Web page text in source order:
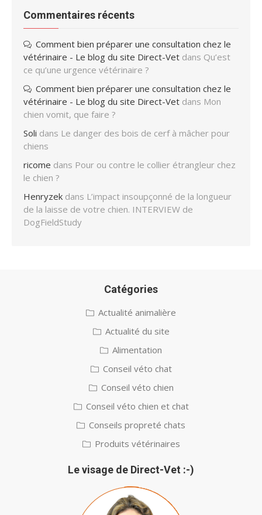
Commentaires récents
Comment bien préparer une consultation chez le
vétérinaire - Le blog du site Direct-Vet dans Qu’est
ce qu’une urgence vétérinaire ?
Comment bien préparer une consultation chez le
vétérinaire - Le blog du site Direct-Vet dans Mon
chien vomit, que faire ?
Soli dans Le danger des bois de cerf à mâcher pour
chiens
ricome dans Pour ou contre le collier étrangleur chez
le chien ?
Henryzek dans L’impact insoupçonné de la longueur
de la laisse de votre chien. INTERVIEW de
DogFieldStudy
Catégories
Actualité animalière
Actualité du site
Alimentation
Conseil véto chat
Conseil véto chien
Conseil véto chien et chat
Conseils propreté chats
Produits vétérinaires
Le visage de Direct-Vet :-)